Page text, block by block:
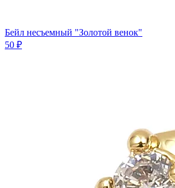
Бейл несъемный "Золотой венок"
50 ₽